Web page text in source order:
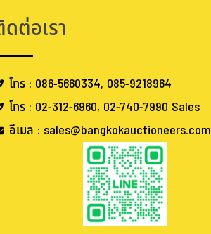
ต่อเรา
โทร : 086-5660334, 085-9218964
โทร : 02-312-6960, 02-740-7990 Sales
อีเมล : sales@bangkokauctioneers.com